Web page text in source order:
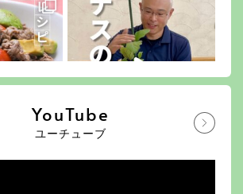
YouTube
ユーチューブ